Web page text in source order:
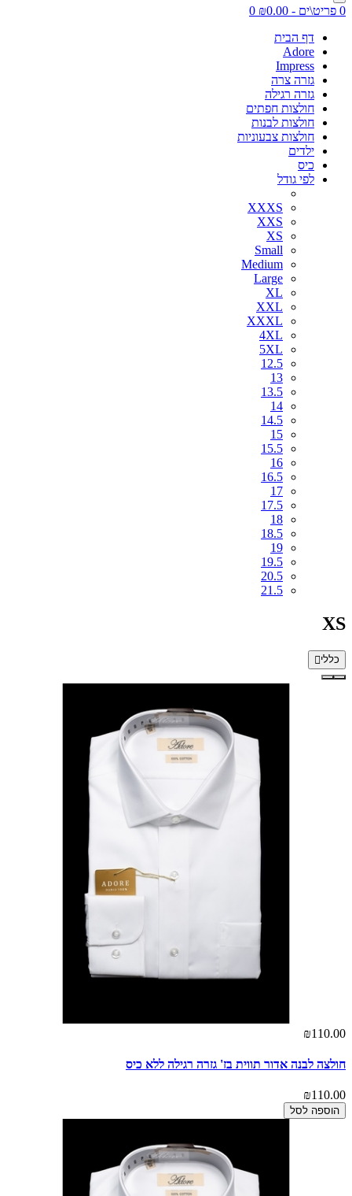
0 פריט\ים - ₪0.00
0
דף הבית
Adore
Impress
גזרה צרה
גזרה רגילה
חולצות חפתים
חולצות לבנות
חולצות צבעוניות
ילדים
כיס
לפי גודל
XXXS
XXS
XS
Small
Medium
Large
XL
XXL
XXXL
4XL
5XL
12.5
13
13.5
14
14.5
15
15.5
16
16.5
17
17.5
18
18.5
19
19.5
20.5
21.5
XS
כללי
₪110.00
חולצה לבנה אדור תווית בז' גזרה רגילה ללא כיס
₪110.00
הוספה לסל